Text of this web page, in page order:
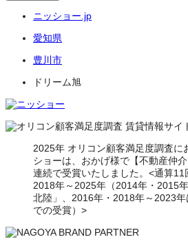
ニッショー.jp
愛知県
豊川市
ドリーム旭
2025年 オリコン顧客満足度調査に
ショーは、おかげ様で【不動産仲
連続で受賞いたしました。<通算
2018年～2025年（2014年・2015
北陸」、2016年・2018年～2023年
での受賞）>